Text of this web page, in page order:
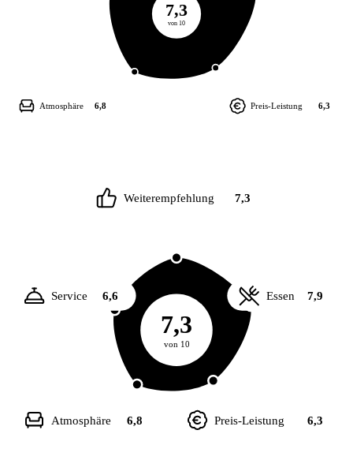
7,3
von 10
Preis-Leistung 6,3
Atmosphäre 6,8
7,3
von 10
Weiterempfehlung 7,3
Essen 7,9
Preis-Leistung 6,3
Atmosphäre 6,8
Service 6,6